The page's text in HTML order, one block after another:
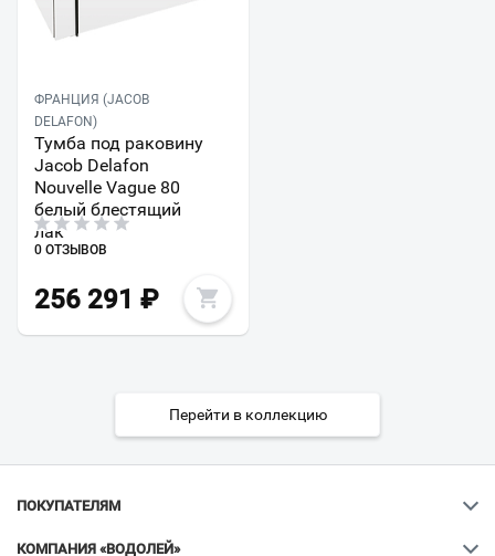
ФРАНЦИЯ (JACOB
DELAFON)
Тумба под раковину
Jacob Delafon
Nouvelle Vague 80
белый блестящий
лак
0 ОТЗЫВОВ
256 291 ₽
Перейти в коллекцию
ПОКУПАТЕЛЯМ
КОМПАНИЯ «ВОДОЛЕЙ»